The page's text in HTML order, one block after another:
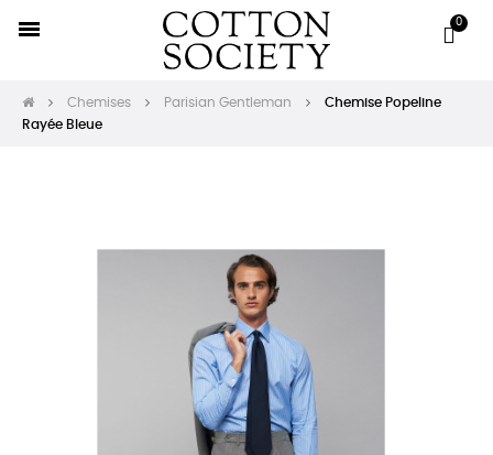
Chemises Parisian Gentleman
Chemise Popeline
Rayée Bleue